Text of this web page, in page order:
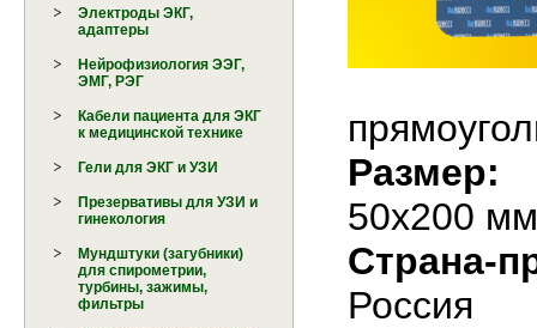
Электроды ЭКГ,
адаптеры
Нейрофизиология ЭЭГ,
ЭМГ, РЭГ
Кабели пациента для ЭКГ
к медицинской технике
Гели для ЭКГ и УЗИ
Презервативы для УЗИ и
гинекология
Мундштуки (загубники)
для спирометрии,
турбины, зажимы,
фильтры
Размер:
50х200 мм
Страна-
Россия